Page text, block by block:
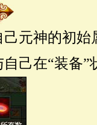
元神的初
己在“装备